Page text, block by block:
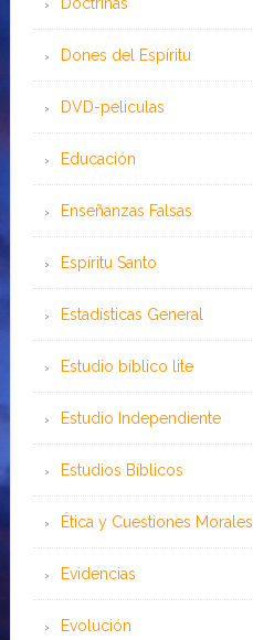
Doctrinas
Dones del Espíritu
DVD-peliculas
Educación
Enseñanzas Falsas
Espíritu Santo
Estadísticas General
Estudio bíblico lite
Estudio Independiente
Estudios Bíblicos
Ética y Cuestiones Morales
Evidencias
Evolución